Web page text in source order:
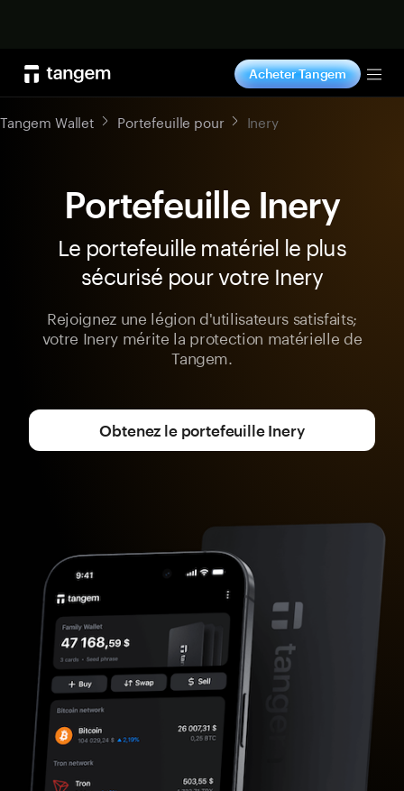
Acheter Tangem
Tangem Wallet Portefeuille pour Inery
Portefeuille Inery
Le portefeuille matériel le plus
sécurisé pour votre Inery
Rejoignez une légion d'utilisateurs satisfaits;
votre Inery mérite la protection matérielle de
Tangem.
Obtenez le portefeuille Inery